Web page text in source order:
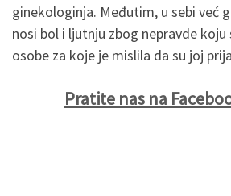
ginekologinja. Međutim, u sebi već
nosi bol i ljutnju zbog nepravde koju
osobe za koje je mislila da su joj
Pratite nas na